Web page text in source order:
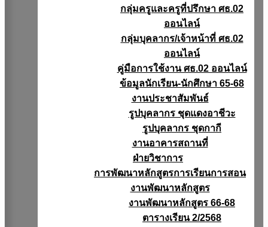
กลุ่มครูและครูที่ปรึกษา ศธ.02
ออนไลน์
กลุ่มบุคลากร/เจ้าหน้าที่ ศธ.02
ออนไลน์
คู่มือการใช้งาน ศธ.02 ออนไลน์
ข้อมูลนักเรียน-นักศึกษา 65-68
งานประชาสัมพันธ์
รูปบุคลากร ชุดแดงอาชีวะ
รูปบุคลากร ชุดกากี
งานอาคารสถานที่
ฝ่ายวิชาการ
การพัฒนาหลักสูตรการเรียนการสอน
งานพัฒนาหลักสูตร
งานพัฒนาหลักสูตร 66-68
ตารางเรียน 2/2568